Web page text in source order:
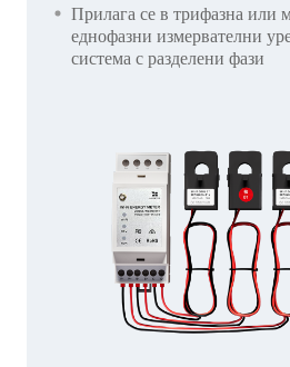
Прилага се в трифазна или
еднофазни измервателни
система с разделени фази